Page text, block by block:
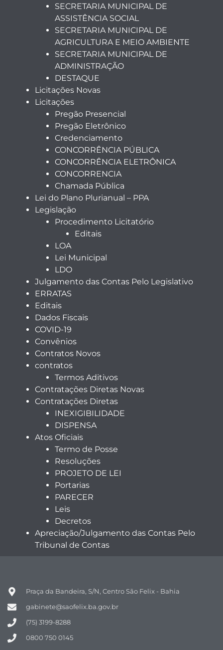
SECRETARIA MUNICIPAL DE
ASSISTÊNCIA SOCIAL
SECRETARIA MUNICIPAL DE
AGRICULTURA E MEIO AMBIENTE
SECRETARIA MUNICIPAL DE
ADMINISTRAÇÃO
DESTAQUE
Licitações Novas
Licitações
Pregão Presencial
Pregão Eletrônico
Credenciamento
CONCORRÊNCIA PÚBLICA
CONCORRÊNCIA ELETRÔNICA
CONCORRENCIA
Chamada Pública
Lei do Plano Plurianual – PPA
Legislação
Procedimento Licitatório
Editais
LOA
Lei Municipal
LDO
Julgamento das Contas Pelo Legislativo
ERRATAS
Editais
Dados Fiscais
COVID-19
Convênios
Contratos Novos
contratos
Termos Aditivos
Contratações Diretas Novas
Contratações Diretas
INEXIGIBILIDADE
DISPENSA
Atos Oficiais
Termo de Posse
Resoluções
PROJETO DE LEI
Portarias
PARECER
Leis
Decretos
Apreciação/Julgamento das Contas Pelo
Tribunal de Contas
Praça da Bandeira, S/N, Centro São Felix - Bahia
gabinete@saofelix.ba.gov.br
(75) 3199-8288
0800 750 0145